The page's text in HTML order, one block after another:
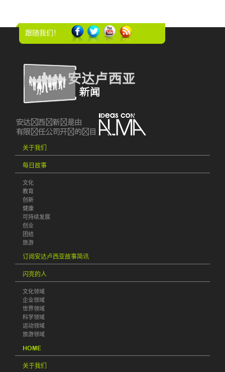
跟随我们！
关于我们
每日故事
文化
教育
创新
健康
可持续发展
创业
团结
旅游
订阅安达卢西亚故事简讯
闪亮的人
文化领域
企业领域
世界领域
科学领域
运动领域
旅游领域
HOME
关于我们